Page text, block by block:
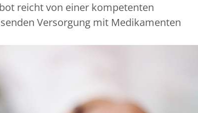
reicht von einer kompetenten
Versorgung mit Medikamenten